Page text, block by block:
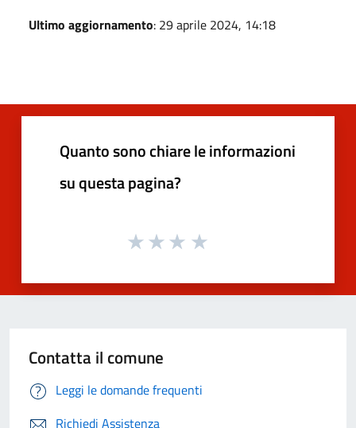
Ultimo aggiornamento: 29 aprile 2024, 14:18
Quanto sono chiare le informazioni
su questa pagina?
Contatta il comune
Leggi le domande frequenti
Richiedi Assistenza